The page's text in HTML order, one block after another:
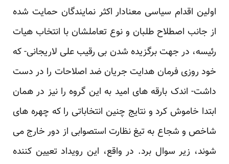
‏اولین اقدام سیاسی معنادار اکثر نمایندگان حمایت شده
از جانب اصطلاح طلبان و نوع تعاملشان با انتخاب ‏هیات
رئیسه، در جهت برگزیده شدن بی رقیب علی لاریجانی- که
خود روزی فرمان هدایت جریان ضد ‏اصلاحات را در دست
داشت- اندک بارقه های امید به این گروه را نیز در همان
ابتدا خاموش کرد و نتایج ‏چنین انتخاباتی را که چهره های
شاخص و شجاع به تیغ نظارت استصوابی از دور خارج می
شوند، زیر ‏سوال برد. در واقع، این رویداد تعیین کننده